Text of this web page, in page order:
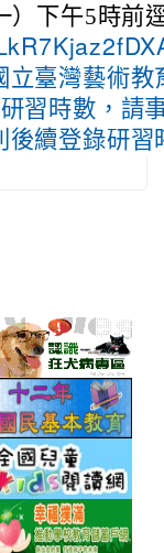
）下午5時前
立臺灣藝術
習時數，請
後續登錄研習
MAIN/index.aspx
link
anti-
163.30.192.132/
to